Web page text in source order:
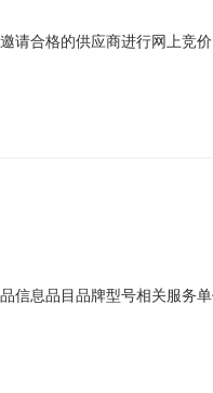
请合格的供应商进行网上竞
报价
信息品目品牌型号相关服务